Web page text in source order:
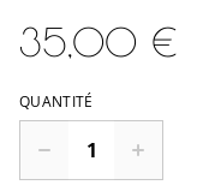
35,00 €
QUANTITÉ